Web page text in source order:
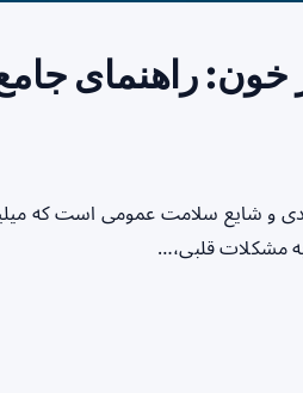
راهنمای
و شایع سلامت عمومی است که
مشکلات قلبی،…